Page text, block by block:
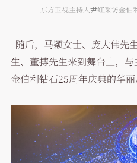
东方卫视主持人尹红采访金伯
随后，马颖女士、庞大伟先
生、董搏先生来到舞台上，
金伯利钻石25周年庆典的华丽